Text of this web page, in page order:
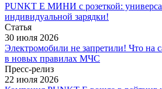
PUNKT E МИНИ с розеткой:
индивидуальной зарядки!
Статья
30 июля 2026
Электромобили не запретили! Что на
в новых правилах МЧС
Пресс-релиз
22 июля 2026